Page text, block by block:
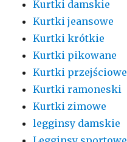
Kurtki damskie
Kurtki jeansowe
Kurtki krótkie
Kurtki pikowane
Kurtki przejściowe
Kurtki ramoneski
Kurtki zimowe
legginsy damskie